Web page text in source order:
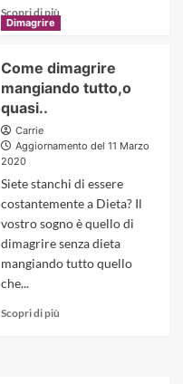
Scopri di piùRead
Calcio
e
Magnesio
a
Dimagrire
Come dimagrire
mangiando tutto,o
quasi..
Carrie
Aggiornamento del 11 Marzo
2020
Siete stanchi di essere
costantemente a Dieta? Il
vostro sogno è quello di
dimagrire senza dieta
mangiando tutto quello
che...
Scopri di piùRead